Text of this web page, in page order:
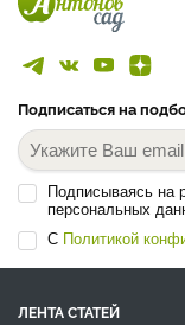
Подписаться на
Подписываясь на
персональных
С Политикой
ЛЕНТА СТАТЕЙ